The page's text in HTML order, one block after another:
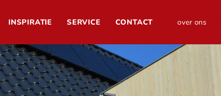
INSPIRATIE SERVICE CONTACT over ons